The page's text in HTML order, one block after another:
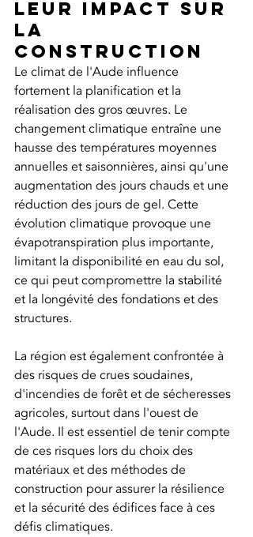
leur impact sur
la
construction
Le climat de l'Aude influence
fortement la planification et la
réalisation des gros œuvres. Le
changement climatique entraîne une
hausse des températures moyennes
annuelles et saisonnières, ainsi qu'une
augmentation des jours chauds et une
réduction des jours de gel. Cette
évolution climatique provoque une
évapotranspiration plus importante,
limitant la disponibilité en eau du sol,
ce qui peut compromettre la stabilité
et la longévité des fondations et des
structures.
La région est également confrontée à
des risques de crues soudaines,
d'incendies de forêt et de sécheresses
agricoles, surtout dans l'ouest de
l'Aude. Il est essentiel de tenir compte
de ces risques lors du choix des
matériaux et des méthodes de
construction pour assurer la résilience
et la sécurité des édifices face à ces
défis climatiques.